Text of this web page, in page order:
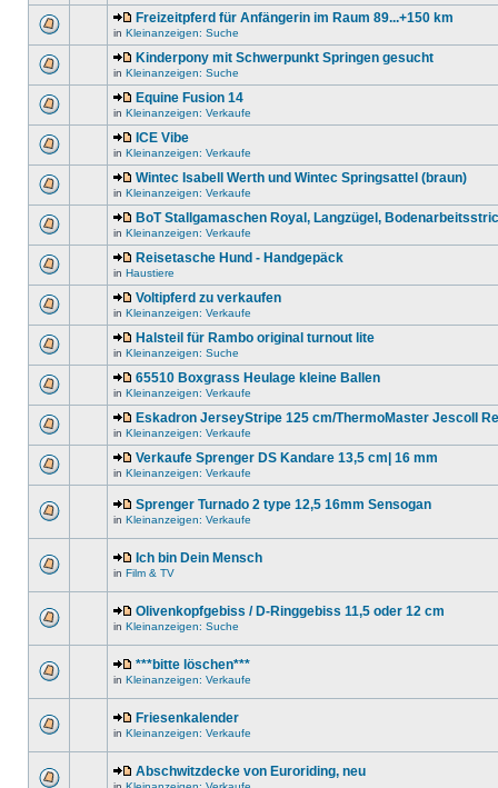
Freizeitpferd für Anfängerin im Raum 89...+150 km
in Kleinanzeigen: Suche
Kinderpony mit Schwerpunkt Springen gesucht
in Kleinanzeigen: Suche
Equine Fusion 14
in Kleinanzeigen: Verkaufe
ICE Vibe
in Kleinanzeigen: Verkaufe
Wintec Isabell Werth und Wintec Springsattel (braun)
in Kleinanzeigen: Verkaufe
BoT Stallgamaschen Royal, Langzügel,
in Kleinanzeigen: Verkaufe
Reisetasche Hund - Handgepäck
in Haustiere
Voltipferd zu verkaufen
in Kleinanzeigen: Verkaufe
Halsteil für Rambo original turnout lite
in Kleinanzeigen: Suche
65510 Boxgrass Heulage kleine Ballen
in Kleinanzeigen: Verkaufe
Eskadron JerseyStripe 125 cm/ThermoMaster JescoII
in Kleinanzeigen: Verkaufe
Verkaufe Sprenger DS Kandare 13,5 cm| 16 mm
in Kleinanzeigen: Verkaufe
Sprenger Turnado 2 type 12,5 16mm Sensogan
in Kleinanzeigen: Verkaufe
Ich bin Dein Mensch
in Film & TV
Olivenkopfgebiss / D-Ringgebiss 11,5 oder 12 cm
in Kleinanzeigen: Suche
***bitte löschen***
in Kleinanzeigen: Verkaufe
Friesenkalender
in Kleinanzeigen: Verkaufe
Abschwitzdecke von Euroriding, neu